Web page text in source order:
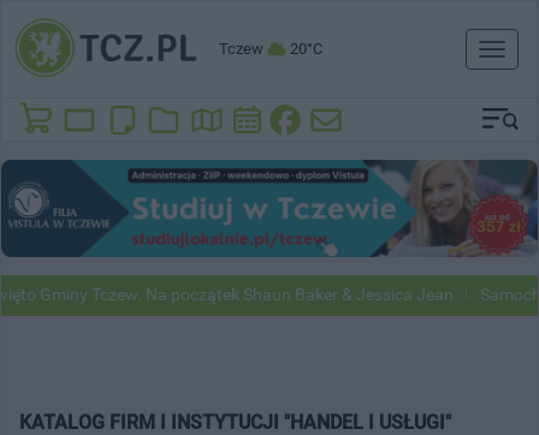
Tczew 20°C
Toggle
Gminy Tczew. Na początek Shaun Baker & Jessica Jean
KATALOG FIRM I INSTYTUCJI "HANDEL I USŁUGI"